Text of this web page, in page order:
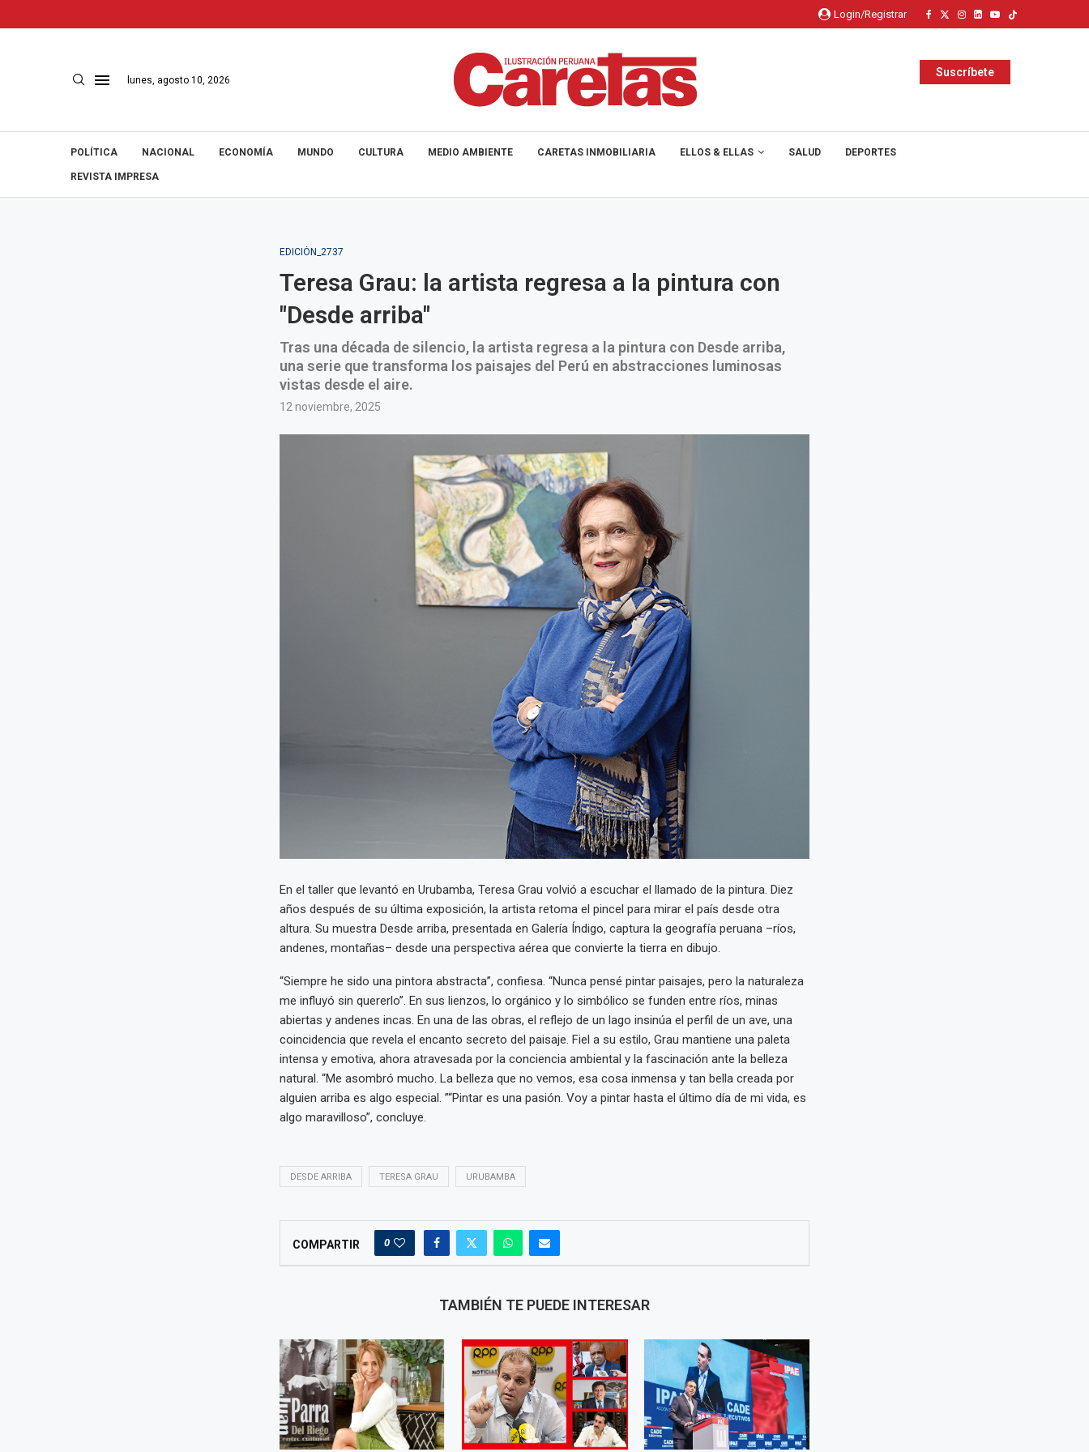
Login/Registrar
lunes, agosto 10, 2026
Suscríbete
POLÍTICA NACIONAL ECONOMÍA MUNDO CULTURA MEDIO AMBIENTE CARETAS INMOBILIARIA ELLOS & ELLAS SALUD DEPORTES
REVISTA IMPRESA
EDICIÓN_2737
Teresa Grau: la artista regresa a la pintura con
"Desde arriba"
Tras una década de silencio, la artista regresa a la pintura con Desde arriba,
una serie que transforma los paisajes del Perú en abstracciones luminosas
vistas desde el aire.
12 noviembre, 2025
En el taller que levantó en Urubamba, Teresa Grau volvió a escuchar el llamado de la pintura. Diez
años después de su última exposición, la artista retoma el pincel para mirar el país desde otra
altura. Su muestra Desde arriba, presentada en Galería Índigo, captura la geografía peruana –ríos,
andenes, montañas– desde una perspectiva aérea que convierte la tierra en dibujo.
“Siempre he sido una pintora abstracta”, confiesa. “Nunca pensé pintar paisajes, pero la naturaleza
me influyó sin quererlo”. En sus lienzos, lo orgánico y lo simbólico se funden entre ríos, minas
abiertas y andenes incas. En una de las obras, el reflejo de un lago insinúa el perfil de un ave, una
coincidencia que revela el encanto secreto del paisaje. Fiel a su estilo, Grau mantiene una paleta
intensa y emotiva, ahora atravesada por la conciencia ambiental y la fascinación ante la belleza
natural. “Me asombró mucho. La belleza que no vemos, esa cosa inmensa y tan bella creada por
alguien arriba es algo especial. ”“Pintar es una pasión. Voy a pintar hasta el último día de mi vida, es
algo maravilloso”, concluye.
DESDE ARRIBA TERESA GRAU URUBAMBA
COMPARTIR 0
TAMBIÉN TE PUEDE INTERESAR